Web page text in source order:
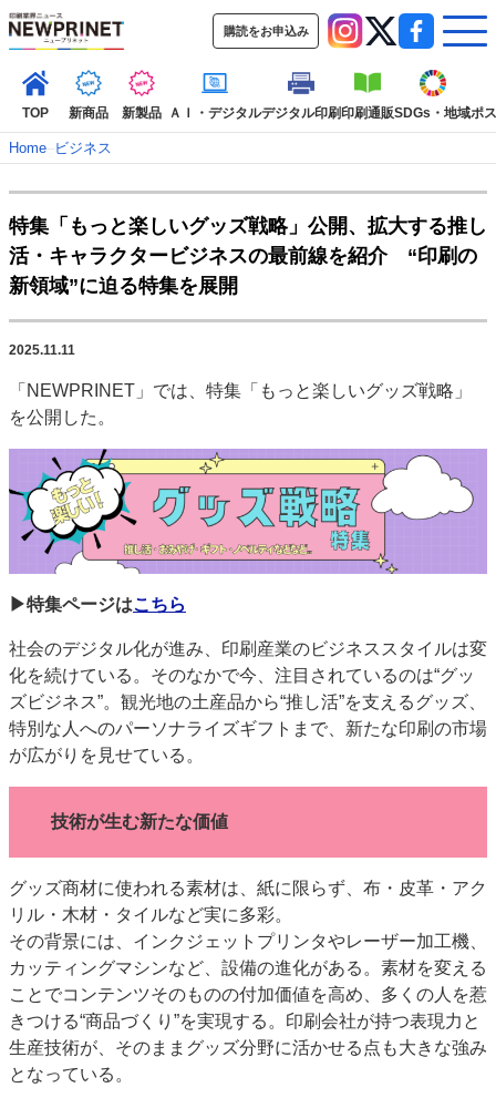
購読をお申込み
TOP 新商品 新製品 ＡＩ・デジタルデジタル印刷印刷通販SDGs・地域ポ
TOP
新着記事 特集記事
動画コンテンツ
インタビュー
コレクション
新商品
市場・統計
特集記事カテゴリー一覧
特集・デジタル印刷 アイデアで勝負！ ～多様なビジネス・多彩な商材～
JAPAN PACK 2023 特集
中古印刷機・製本機特集
2022 見える化・MIS特集
2022 検査・校正特集
発刊案内
JFPI印刷用語集 印刷機材年鑑
運営
会社案内
購読・購入申し込み
サイトポリシー
お問い合わせ
Home–ビジネス
特集「もっと楽しいグッズ戦略」公開、拡大する推し
活・キャラクタービジネスの最前線を紹介 “印刷の
新領域”に迫る特集を展開
2025.11.11
「NEWPRINET」では、特集「もっと楽しいグッズ戦略」
を公開した。
▶特集ページはこちら
社会のデジタル化が進み、印刷産業のビジネススタイルは変
化を続けている。そのなかで今、注目されているのは“グッ
ズビジネス”。観光地の土産品から“推し活”を支えるグッズ、
特別な人へのパーソナライズギフトまで、新たな印刷の市場
が広がりを見せている。
技術が生む新たな価値
グッズ商材に使われる素材は、紙に限らず、布・皮革・アク
リル・木材・タイルなど実に多彩。
その背景には、インクジェットプリンタやレーザー加工機、
カッティングマシンなど、設備の進化がある。素材を変える
ことでコンテンツそのものの付加価値を高め、多くの人を惹
きつける“商品づくり”を実現する。印刷会社が持つ表現力と
生産技術が、そのままグッズ分野に活かせる点も大きな強み
となっている。